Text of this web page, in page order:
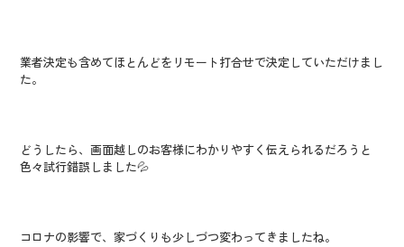
業者決定も含めてほとんどをリモート打合せで決定していただけまし
た。
どうしたら、画面越しのお客様にわかりやすく伝えられるだろうと
色々試行錯誤しました💦
コロナの影響で、家づくりも少しづつ変わってきましたね。